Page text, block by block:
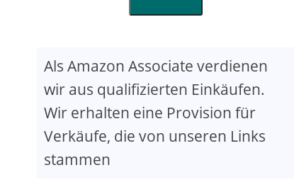
Als Amazon Associate verdienen
wir aus qualifizierten Einkäufen.
Wir erhalten eine Provision für
Verkäufe, die von unseren Links
stammen